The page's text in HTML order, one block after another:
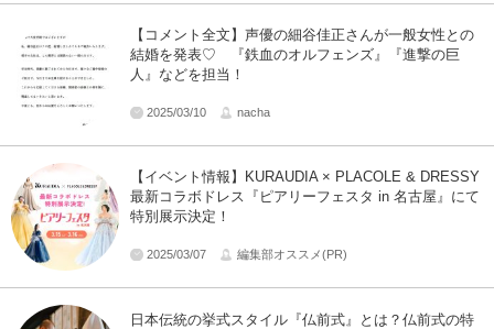
【コメント全文】声優の細谷佳正さんが一般女性との
結婚を発表♡ 『鉄血のオルフェンズ』『進撃の巨
人』などを担当！
2025/03/10 nacha
【イベント情報】KURAUDIA × PLACOLE & DRESSY
最新コラボドレス『ピアリーフェスタ in 名古屋』にて
特別展示決定！
2025/03/07 編集部オススメ(PR)
日本伝統の挙式スタイル『仏前式』とは？仏前式の特